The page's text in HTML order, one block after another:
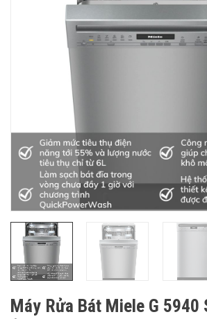
Máy Rửa Bát Miele G 5940